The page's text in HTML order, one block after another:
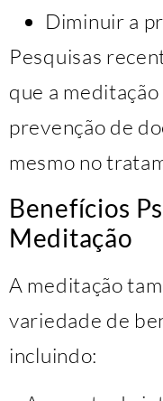
Diminuir a
Pesquisas
que a
prevenção de
mesmo no
Benefícios
Meditação
A meditação
variedade de
incluindo: